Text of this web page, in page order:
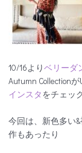
10/16よりベリーダ
Autumn Collection
インスタをチェッ
今回は、新色多い
作もあったり